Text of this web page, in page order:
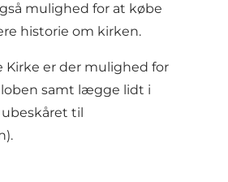
mulighed for at købe
historie om kirken.
Kirke er der mulighed for
samt lægge lidt i
til